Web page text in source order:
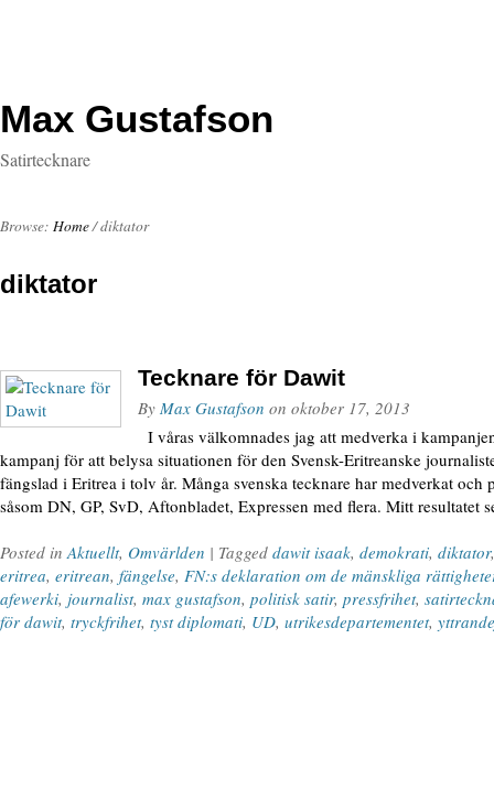
Max Gustafson
Satirtecknare
Browse: Home/diktator
diktator
Tecknare för Dawit
By Max Gustafson on oktober 17, 2013
I våras välkomnades jag att medverka i
kampanj för att belysa situationen för den Svensk-Eritreanske
fängslad i Eritrea i tolv år. Många svenska tecknare har medverkat och
såsom DN, GP, SvD, Aftonbladet, Expressen med flera. Mitt resultatet
Posted inAktuellt, Omvärlden | Tagged dawit isaak, demokrati, diktator
eritrea, eritrean, fängelse, FN:s deklaration om de mänskliga
afewerki, journalist, max gustafson, politisk satir, pressfrihet,
för dawit, tryckfrihet, tyst diplomati, UD, utrikesdepartementet,